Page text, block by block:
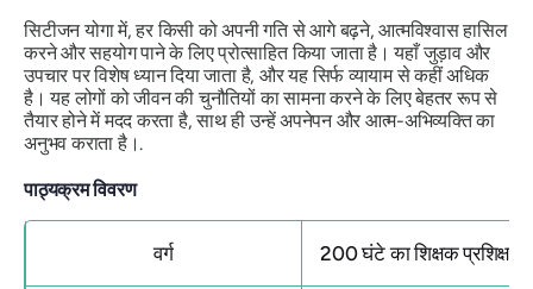
सिटीजन योगा में, हर किसी को अपनी गति से आगे बढ़ने, आत्मविश्वास हासिल
करने और सहयोग पाने के लिए प्रोत्साहित किया जाता है। यहाँ जुड़ाव और
उपचार पर विशेष ध्यान दिया जाता है, और यह सिर्फ व्यायाम से कहीं अधिक
है। यह लोगों को जीवन की चुनौतियों का सामना करने के लिए बेहतर रूप से
तैयार होने में मदद करता है, साथ ही उन्हें अपनेपन और आत्म-अभिव्यक्ति का
अनुभव कराता है।.
पाठ्यक्रम विवरण
वर्ग 200 घंटे का शिक्षक प्रशिक्षण